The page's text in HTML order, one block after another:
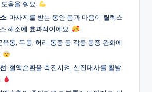
움을 줘요.
: 마사지를 받는 동안 몸과 마음이 릴렉스
해소에 효과적이에요.
육통, 두통, 허리 통증 등 각종 통증 완화에
: 혈액순환을 촉진시켜, 신진대사를 활발